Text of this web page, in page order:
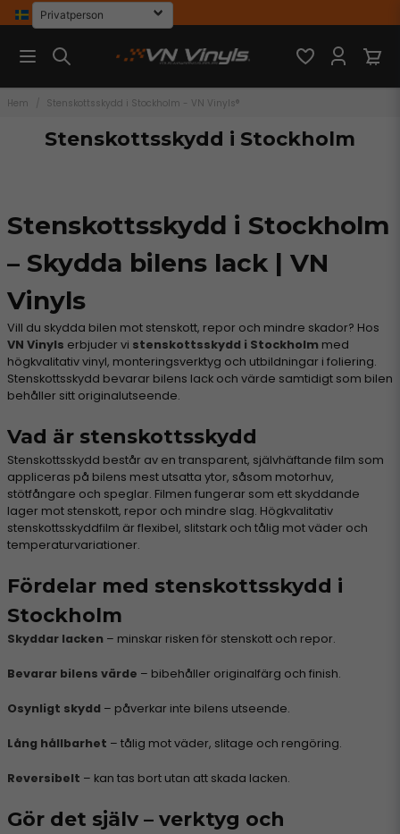
Hem Stenskottsskydd i Stockholm - VN Vinyls®
Stenskottsskydd i Stockholm
Stenskottsskydd i Stockholm
– Skydda bilens lack | VN
Vinyls
Vill du skydda bilen mot stenskott, repor och mindre skador? Hos
VN Vinyls erbjuder vi stenskottsskydd i Stockholm med
högkvalitativ vinyl, monteringsverktyg och utbildningar i foliering.
Stenskottsskydd bevarar bilens lack och värde samtidigt som bilen
behåller sitt originalutseende.
Vad är stenskottsskydd
Stenskottsskydd består av en transparent, självhäftande film som
appliceras på bilens mest utsatta ytor, såsom motorhuv,
stötfångare och speglar. Filmen fungerar som ett skyddande
lager mot stenskott, repor och mindre slag. Högkvalitativ
stenskottsskyddfilm är flexibel, slitstark och tålig mot väder och
temperaturvariationer.
Fördelar med stenskottsskydd i
Stockholm
Skyddar lacken – minskar risken för stenskott och repor.
Bevarar bilens värde – bibehåller originalfärg och finish.
Osynligt skydd – påverkar inte bilens utseende.
Lång hållbarhet – tålig mot väder, slitage och rengöring.
Reversibelt – kan tas bort utan att skada lacken.
Gör det själv – verktyg och